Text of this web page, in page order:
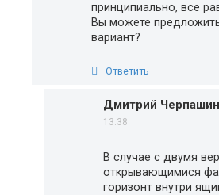
принципиально, все
Вы можете
вариант?
Ответить
Дмитрий Черпашин
13:38
В случае с двумя
открывающимися
горизонт внутри